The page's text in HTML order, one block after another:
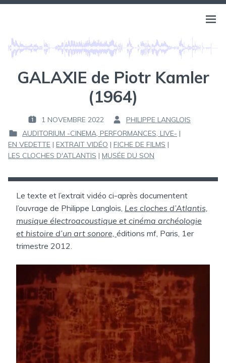
Aller
Ouvrir
menu
GALAXIE de Piotr Kamler
(1964)
P
U
B
L
É
L
:
1 NOVEMBRE 2022
P
A
R
PHILIPPE LANGLOIS
P
U
L
AUDITORIUM -CINEMA, PERFORMANCES, LIVE- |
EN VEDETTE | EXTRAIT VIDÉO | FICHE DE FILMS |
LES CLOCHES D'ATLANTIS | MUSÉE DU SON
Le texte et l’extrait vidéo ci-après documentent
l’ouvrage de Philippe Langlois, Les cloches d’Atlantis,
musique électroacoustique et cinéma archéologie
et histoire d’un art sonore, éditions mf, Paris, 1er
trimestre 2012.